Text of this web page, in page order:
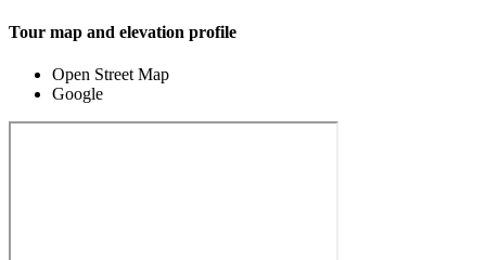
Tour map and elevation profile
Open Street Map
Google